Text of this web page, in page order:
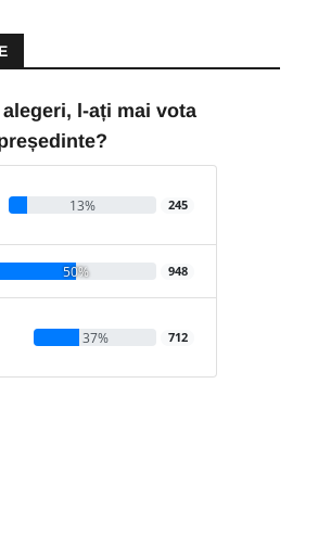
l-ați mai vota
13% 245
50% 948
37% 712